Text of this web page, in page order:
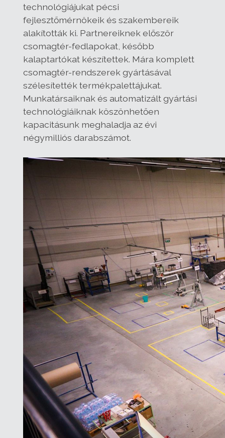
technológiájukat pécsi
fejlesztőmérnökeik és szakembereik
alakították ki. Partnereiknek először
csomagtér-fedlapokat, később
kalaptartókat készítettek. Mára komplett
csomagtér-rendszerek gyártásával
szélesítették termékpalettájukat.
Munkatársaiknak és automatizált gyártási
technológiáiknak köszönhetően
kapacitásunk meghaladja az évi
négymilliós darabszámot.